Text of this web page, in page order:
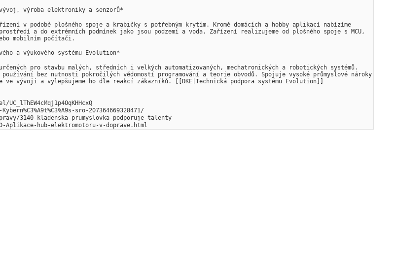
výroba elektroniky a senzorů*
v podobě plošného spoje a krabičky s potřebným krytím. Kromě domácích a hobby aplikací nabízíme
a do extrémních podmínek jako jsou podzemí a voda. Zařízení realizujeme od plošného spoje s MCU,
mobilním počítači.
a výukového systému Evolution*
pro stavbu malých, středních i velkých automatizovaných, mechatronických a robotických systémů.
bez nutnosti pokročilých vědomostí programování a teorie obvodů. Spojuje vysoké průmyslové nároky
vývoji a vylepšujeme ho dle reakcí zákazníků. [[DKE|Technická podpora systému Evolution]]
sro-207364669328471/
3140-kladenska-prumyslovka-podporuje-talenty
hub-elektromotoru-v-doprave.html